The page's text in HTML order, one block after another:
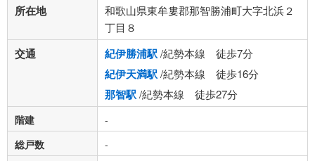
所在地
和歌山県東牟婁郡那智勝浦町大字北浜２
丁目８
交通 紀伊勝浦駅/紀勢本線 徒歩7分
紀伊天満駅/紀勢本線 徒歩16分
那智駅/紀勢本線 徒歩27分
階建
-
総戸数
-